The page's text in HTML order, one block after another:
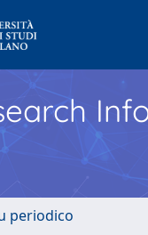
periodico